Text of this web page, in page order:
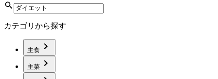
カテゴリから探す
主食
主菜